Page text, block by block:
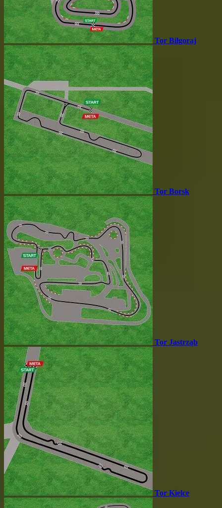
Tor Biłgoraj
Tor Borsk
Tor Jastrząb
Tor Kielce